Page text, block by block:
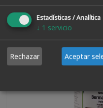
Estadísticas / Analítica
↓ 1 servicio
Rechazar Aceptar